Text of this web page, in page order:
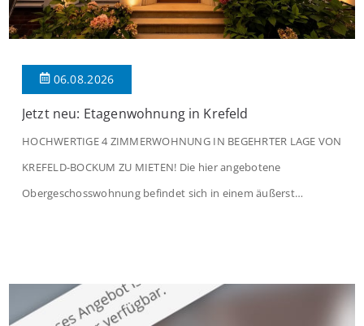
06.08.2026
Jetzt neu: Etagenwohnung in Krefeld
HOCHWERTIGE 4 ZIMMERWOHNUNG IN BEGEHRTER LAGE VON
KREFELD-BOCKUM ZU MIETEN! Die hier angebotene
Obergeschosswohnung befindet sich in einem äußerst
großzügige Räume und eine hochwertige Ausstattung, die
modernen Wohnkomfort mit einem stilvollen Ambiente